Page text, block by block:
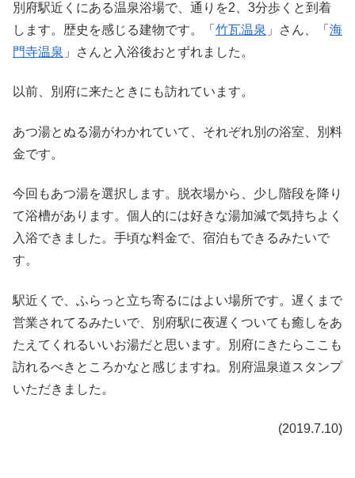
別府駅近くにある温泉浴場で、通りを2、3分歩くと到着
します。歴史を感じる建物です。「 竹瓦温泉 」さん、「 海
門寺温泉 」さんと入浴後おとずれました。
以前、別府に来たときにも訪れています。
あつ湯とぬる湯がわかれていて、それぞれ別の浴室、別料
金です。
今回もあつ湯を選択します。脱衣場から、少し階段を降り
て浴槽があります。個人的には好きな湯加減で気持ちよく
入浴できました。手頃な料金で、宿泊もできるみたいで
す。
駅近くで、ふらっと立ち寄るにはよい場所です。遅くまで
営業されてるみたいで、別府駅に夜遅くついても癒しをあ
たえてくれるいいお湯だと思います。別府にきたらここも
訪れるべきところかなと感じますね。別府温泉道スタンプ
いただきました。
(2019.7.10)